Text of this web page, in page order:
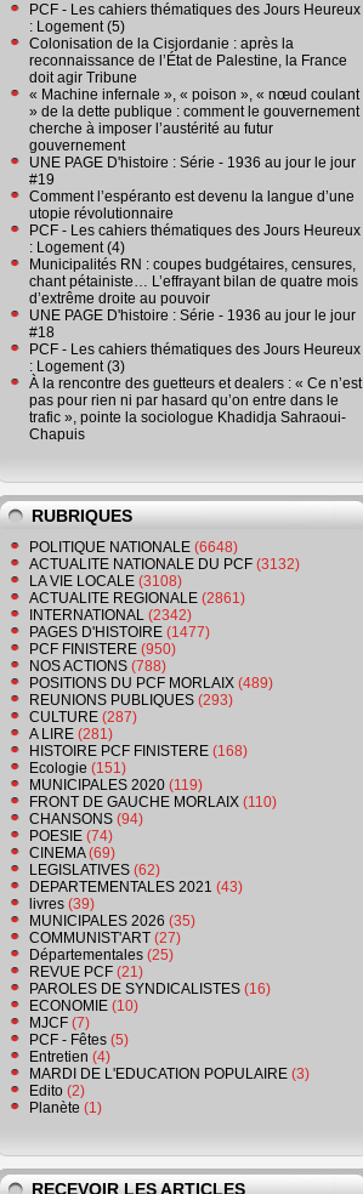
PCF - Les cahiers thématiques des Jours Heureux
: Logement (5)
Colonisation de la Cisjordanie : après la
reconnaissance de l’État de Palestine, la France
doit agir Tribune
« Machine infernale », « poison », « nœud coulant
» de la dette publique : comment le gouvernement
cherche à imposer l’austérité au futur
gouvernement
UNE PAGE D'histoire : Série - 1936 au jour le jour
#19
Comment l’espéranto est devenu la langue d’une
utopie révolutionnaire
PCF - Les cahiers thématiques des Jours Heureux
: Logement (4)
Municipalités RN : coupes budgétaires, censures,
chant pétainiste… L’effrayant bilan de quatre mois
d’extrême droite au pouvoir
UNE PAGE D'histoire : Série - 1936 au jour le jour
#18
PCF - Les cahiers thématiques des Jours Heureux
: Logement (3)
À la rencontre des guetteurs et dealers : « Ce n’est
pas pour rien ni par hasard qu’on entre dans le
trafic », pointe la sociologue Khadidja Sahraoui-
Chapuis
RUBRIQUES
POLITIQUE NATIONALE (6648)
ACTUALITE NATIONALE DU PCF (3132)
LA VIE LOCALE (3108)
ACTUALITE REGIONALE (2861)
INTERNATIONAL (2342)
PAGES D'HISTOIRE (1477)
PCF FINISTERE (950)
NOS ACTIONS (788)
POSITIONS DU PCF MORLAIX (489)
REUNIONS PUBLIQUES (293)
CULTURE (287)
A LIRE (281)
HISTOIRE PCF FINISTERE (168)
Ecologie (151)
MUNICIPALES 2020 (119)
FRONT DE GAUCHE MORLAIX (110)
CHANSONS (94)
POESIE (74)
CINEMA(69)
LEGISLATIVES (62)
DEPARTEMENTALES 2021 (43)
livres (39)
MUNICIPALES 2026 (35)
COMMUNIST'ART (27)
Départementales (25)
REVUE PCF (21)
PAROLES DE SYNDICALISTES (16)
ECONOMIE (10)
MJCF (7)
PCF - Fêtes (5)
Entretien (4)
MARDI DE L'EDUCATION POPULAIRE (3)
Edito (2)
Planète (1)
RECEVOIR LES ARTICLES